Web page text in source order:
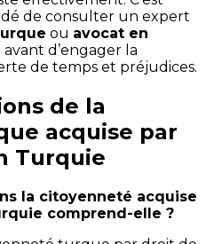
de consulter un expert
ou avocat en
avant d’engager la
de temps et préjudices.
de la
acquise par
Turquie
la citoyenneté acquise
comprend-elle ?